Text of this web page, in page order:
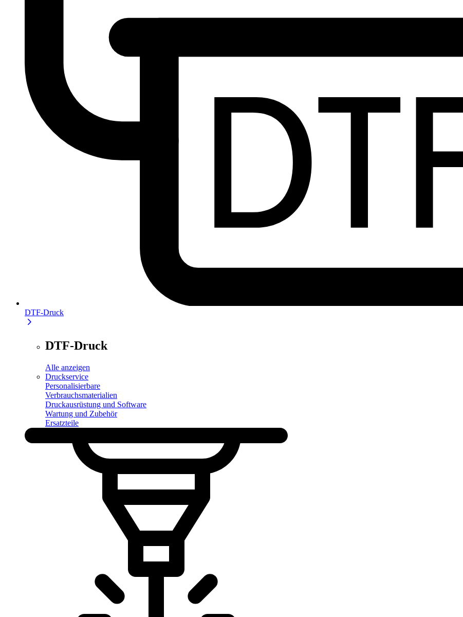
DTF-Druck
DTF-Druck
Alle anzeigen
Druckservice
Personalisierbare
Verbrauchsmaterialien
Druckausrüstung und Software
Wartung und Zubehör
Ersatzteile